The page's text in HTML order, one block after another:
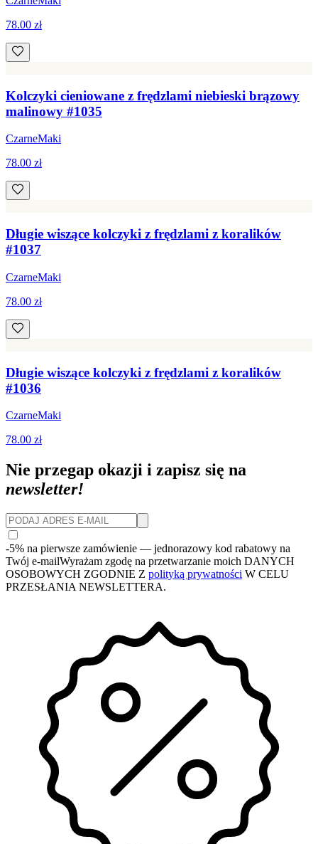
78.00 zł
Kolczyki cieniowane z frędzlami niebieski brązowy
malinowy #1035
CzarneMaki
78.00 zł
Długie wiszące kolczyki z frędzlami z koralików
#1037
CzarneMaki
78.00 zł
Długie wiszące kolczyki z frędzlami z koralików
#1036
CzarneMaki
78.00 zł
Nie przegap okazji i zapisz się na
newsletter!
-5% na pierwsze zamówienie — jednorazowy kod rabatowy na
Twój e-mailWyrażam zgodę na przetwarzanie moich DANYCH
OSOBOWYCH ZGODNIE Z polityką prywatności W CELU
PRZESŁANIA NEWSLETTERA.